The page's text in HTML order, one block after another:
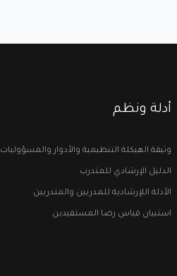
أدلة ونظم
وثيقة الهيكلة التنظيمية والأدوار والمسؤوليات
الدليل الإرشادي للمتدرب
الأدلة اللإرشادية للمدربين والمتدربين
استبيان قياس رضا المستفيدين